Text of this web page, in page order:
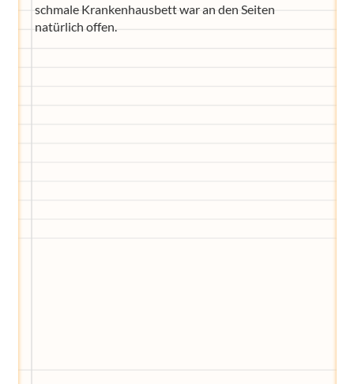
schmale Krankenhausbett war an den Seiten
natürlich offen.